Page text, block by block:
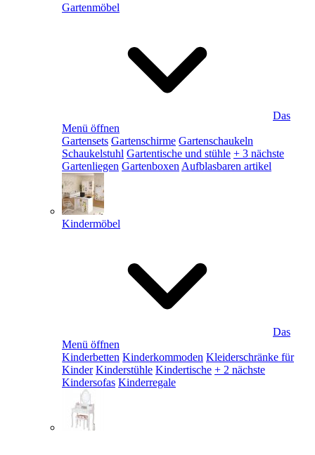
Gartenmöbel
Das
Menü öffnen
Gartensets Gartenschirme Gartenschaukeln
Schaukelstuhl Gartentische und stühle + 3 nächste
Gartenliegen Gartenboxen Aufblasbaren artikel
Kindermöbel
Das
Menü öffnen
Kinderbetten Kinderkommoden Kleiderschränke für
Kinder Kinderstühle Kindertische + 2 nächste
Kindersofas Kinderregale